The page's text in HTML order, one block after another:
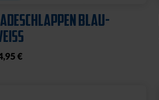
BLAU-
€